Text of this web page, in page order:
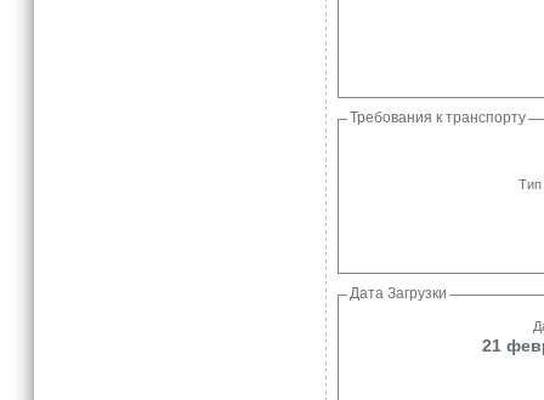
Требования к транспорту
Тип
Дата Загрузки
21